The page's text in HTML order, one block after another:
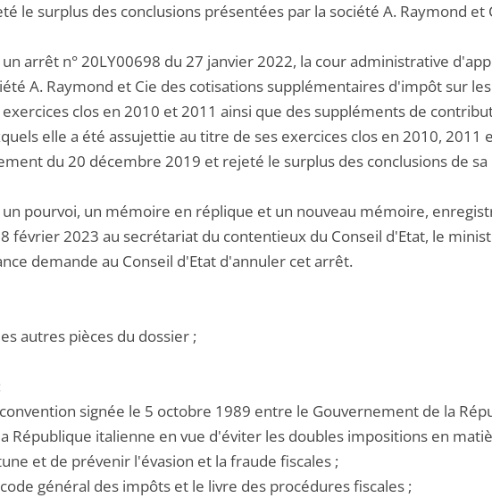
le surplus des conclusions présentées par la société A. Raymond et
un arrêt n° 20LY00698 du 27 janvier 2022, la cour administrative
A. Raymond et Cie des cotisations supplémentaires d'impôt sur
exercices clos en 2010 et 2011 ainsi que des suppléments de
elle a été assujettie au titre de ses exercices clos en 2010,
du 20 décembre 2019 et rejeté le surplus des conclusions de
un pourvoi, un mémoire en réplique et un nouveau mémoire,
février 2023 au secrétariat du contentieux du Conseil d'Etat, le
demande au Conseil d'Etat d'annuler cet arrêt.
autres pièces du dossier ;
signée le 5 octobre 1989 entre le Gouvernement de la
République italienne en vue d'éviter les doubles impositions en
et de prévenir l'évasion et la fraude fiscales ;
général des impôts et le livre des procédures fiscales ;